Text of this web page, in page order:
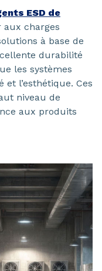
ESD de
charges
à base de
durabilité
les systèmes
l’esthétique. Ces
niveau de
aux produits